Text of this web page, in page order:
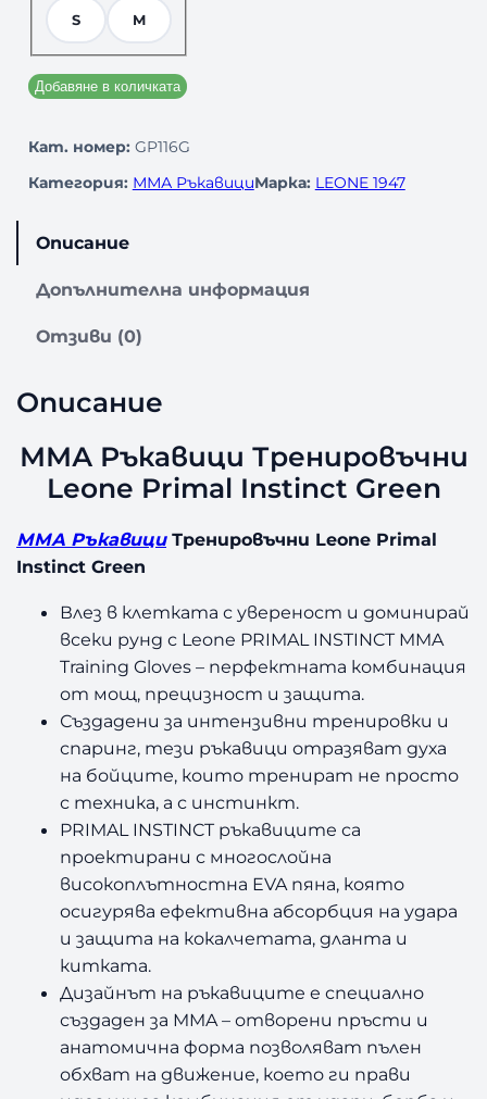
S M
Добавяне в количката
Кат. номер: GP116G
Категория: ММА РъкавициМарка: LEONE 1947
Описание
Допълнителна информация
Отзиви (0)
Описание
ММА Ръкавици Тренировъчни
Leone Primal Instinct Green
ММА РъкавициТренировъчни Leone Primal
Instinct Green
Влез в клетката с увереност и доминирай
всеки рунд с Leone PRIMAL INSTINCT MMA
Training Gloves– перфектната комбинация
от мощ, прецизност и защита.
Създадени за интензивни тренировки и
спаринг, тези ръкавици отразяват духа
на бойците, които тренират не просто
с техника, а с инстинкт.
PRIMAL INSTINCT ръкавиците са
проектирани с многослойна
високоплътностна EVA пяна, която
осигурява ефективна абсорбция на удара
и защита на кокалчетата, дланта и
китката.
Дизайнът на ръкавиците е специално
създаден за MMA–отворени пръсти и
анатомична форма позволяват пълен
обхват на движение, което ги прави